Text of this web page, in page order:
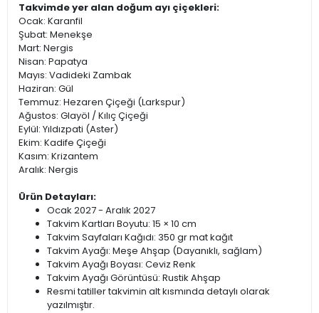
Takvimde yer alan doğum ayı çiçekleri:
Ocak: Karanfil
Şubat: Menekşe
Mart: Nergis
Nisan: Papatya
Mayıs: Vadideki Zambak
Haziran: Gül
Temmuz: Hezaren Çiçeği (Larkspur)
Ağustos: Glayöl / Kılıç Çiçeği
Eylül: Yıldızpati (Aster)
Ekim: Kadife Çiçeği
Kasım: Krizantem
Aralık: Nergis
Ürün Detayları:
Ocak 2027 - Aralık 2027
Takvim Kartları Boyutu: 15 × 10 cm
Takvim Sayfaları Kağıdı: 350 gr mat kağıt
Takvim Ayağı: Meşe Ahşap (Dayanıklı, sağlam)
Takvim Ayağı Boyası: Ceviz Renk
Takvim Ayağı Görüntüsü: Rustik Ahşap
Resmi tatiller takvimin alt kısmında detaylı olarak
yazılmıştır.